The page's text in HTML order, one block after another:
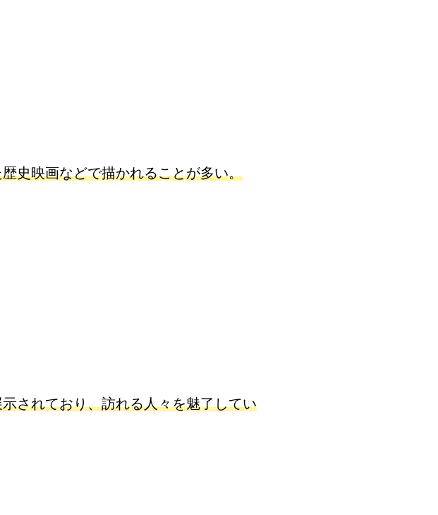
史映画などで描かれることが多い。
されており、訪れる人々を魅了してい